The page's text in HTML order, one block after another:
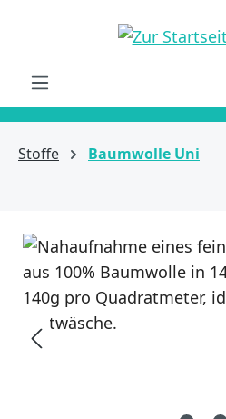
Stoffe Baumwolle Uni
Bildergalerie überspringen